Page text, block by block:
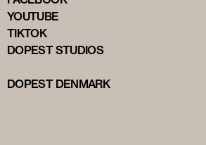
YOUTUBE
TIKTOK
DOPEST STUDIOS
DOPEST DENMARK